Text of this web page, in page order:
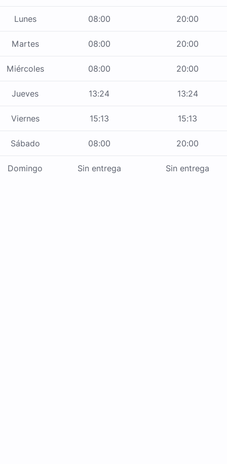
Lunes 08:00 20:00
Martes 08:00 20:00
Miércoles 08:00 20:00
Jueves 13:24 13:24
Viernes 15:13 15:13
Sábado 08:00 20:00
Domingo Sin entrega Sin entrega